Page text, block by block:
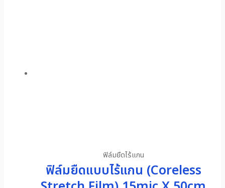
ฟิล์มยืดไร้แกน
ฟิล์มยืดแบบไร้แกน (Coreless